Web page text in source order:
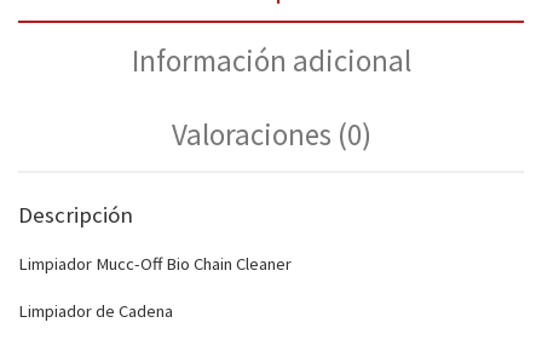
Información adicional
Valoraciones (0)
Descripción
Limpiador Mucc-Off Bio Chain Cleaner
Limpiador de Cadena